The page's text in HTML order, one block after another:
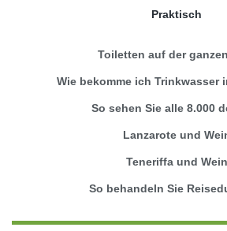
Praktisch
Toiletten auf der
Wie bekomme ich Trinkwasser
So sehen Sie alle 8.000
Lanzarote und
Teneriffa und Wein
So behandeln Sie